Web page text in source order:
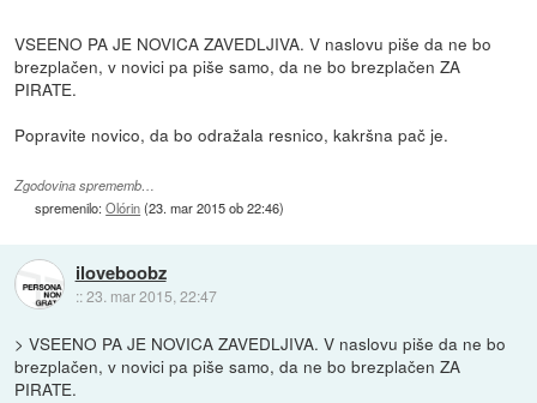
VSEENO PA JE NOVICA ZAVEDLJIVA. V naslovu piše da ne bo
brezplačen, v novici pa piše samo, da ne bo brezplačen ZA
PIRATE.
Popravite novico, da bo odražala resnico, kakršna pač je.
Zgodovina sprememb…
spremenilo:Olórin(23. mar 2015 ob 22:46)
iloveboobz
::23. mar 2015, 22:47
> VSEENO PA JE NOVICA ZAVEDLJIVA. V naslovu piše da ne bo
brezplačen, v novici pa piše samo, da ne bo brezplačen ZA
PIRATE.